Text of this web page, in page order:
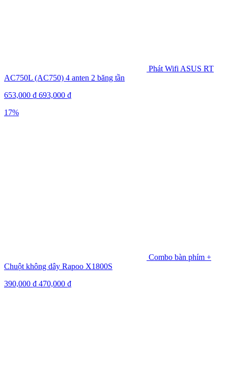
Phát Wifi ASUS RT
AC750L (AC750) 4 anten 2 băng tần
653,000 ₫ 693,000 ₫
17%
Combo bàn phím +
Chuột không dây Rapoo X1800S
390,000 ₫ 470,000 ₫